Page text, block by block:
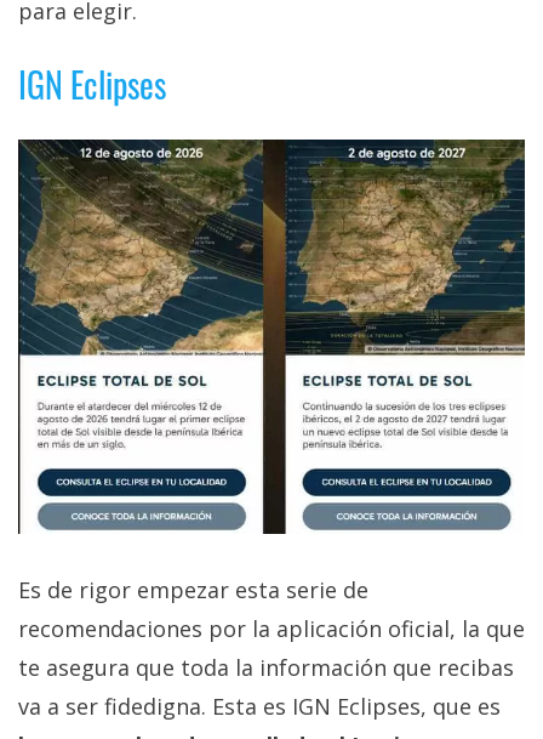
para elegir.
IGN Eclipses
Es de rigor empezar esta serie de
recomendaciones por la aplicación oficial, la que
te asegura que toda la información que recibas
va a ser fidedigna. Esta es IGN Eclipses, que es